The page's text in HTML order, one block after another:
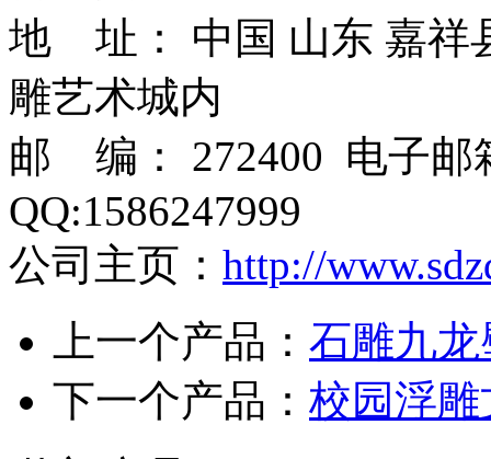
地 址： 中国 山东 嘉祥
雕艺术城内
邮 编： 272400 电子邮
QQ:1586247999
公司主页： http://
上一个产品： 石雕九龙
下一个产品： 校园浮